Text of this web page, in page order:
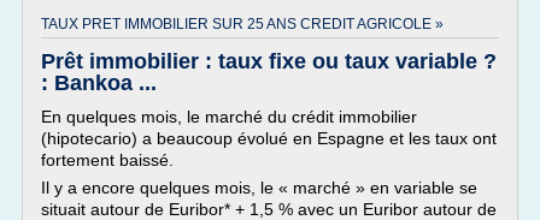
TAUX PRET IMMOBILIER SUR 25 ANS CREDIT AGRICOLE »
Prêt immobilier : taux fixe ou taux variable ?
: Bankoa ...
En quelques mois, le marché du crédit immobilier
(hipotecario) a beaucoup évolué en Espagne et les taux ont
fortement baissé.
Il y a encore quelques mois, le « marché » en variable se
situait autour de Euribor* + 1,5 % avec un Euribor autour de